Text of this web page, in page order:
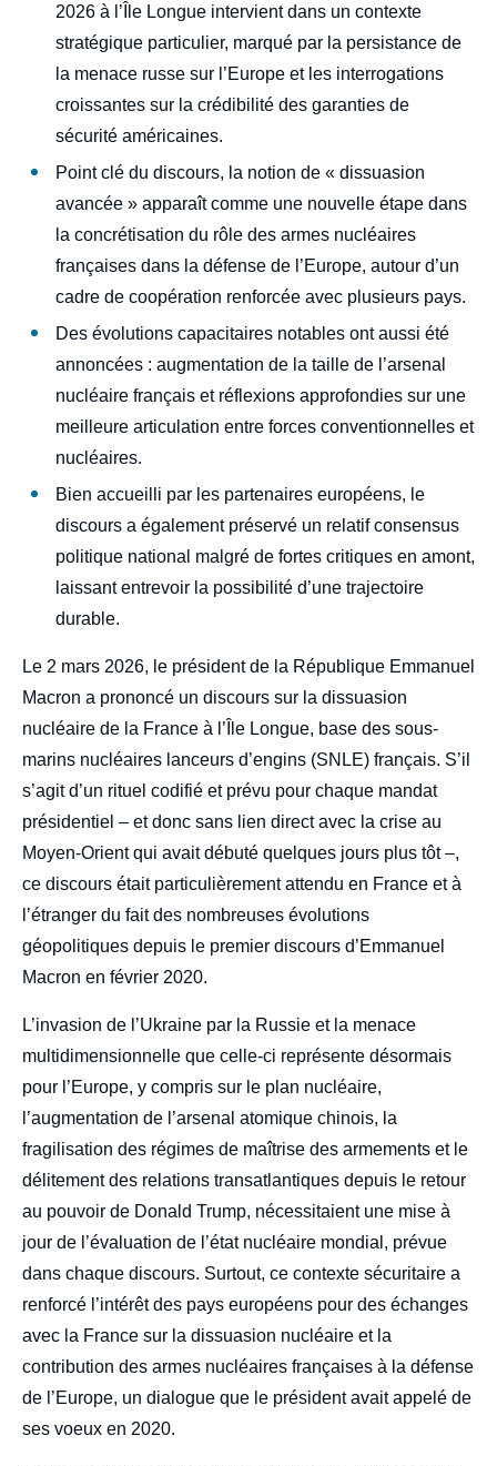
2026 à l’Île Longue intervient dans un contexte
stratégique particulier, marqué par la persistance de
la menace russe sur l’Europe et les interrogations
croissantes sur la crédibilité des garanties de
sécurité américaines.
Point clé du discours, la notion de « dissuasion
avancée » apparaît comme une nouvelle étape dans
la concrétisation du rôle des armes nucléaires
françaises dans la défense de l’Europe, autour d’un
cadre de coopération renforcée avec plusieurs pays.
Des évolutions capacitaires notables ont aussi été
annoncées : augmentation de la taille de l’arsenal
nucléaire français et réflexions approfondies sur une
meilleure articulation entre forces conventionnelles et
nucléaires.
Bien accueilli par les partenaires européens, le
discours a également préservé un relatif consensus
politique national malgré de fortes critiques en amont,
laissant entrevoir la possibilité d’une trajectoire
durable.
Le 2 mars 2026, le président de la République Emmanuel
Macron a prononcé un discours sur la dissuasion
nucléaire de la France à l’Île Longue, base des sous-
marins nucléaires lanceurs d’engins (SNLE) français. S’il
s’agit d’un rituel codifié et prévu pour chaque mandat
présidentiel – et donc sans lien direct avec la crise au
Moyen-Orient qui avait débuté quelques jours plus tôt –,
ce discours était particulièrement attendu en France et à
l’étranger du fait des nombreuses évolutions
géopolitiques depuis le premier discours d’Emmanuel
Macron en février 2020.
L’invasion de l’Ukraine par la Russie et la menace
multidimensionnelle que celle-ci représente désormais
pour l’Europe, y compris sur le plan nucléaire,
l’augmentation de l’arsenal atomique chinois, la
fragilisation des régimes de maîtrise des armements et le
délitement des relations transatlantiques depuis le retour
au pouvoir de Donald Trump, nécessitaient une mise à
jour de l’évaluation de l’état nucléaire mondial, prévue
dans chaque discours. Surtout, ce contexte sécuritaire a
renforcé l’intérêt des pays européens pour des échanges
avec la France sur la dissuasion nucléaire et la
contribution des armes nucléaires françaises à la défense
de l’Europe, un dialogue que le président avait appelé de
ses voeux en 2020.